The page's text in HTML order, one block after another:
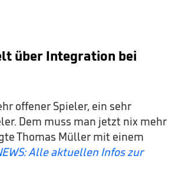
über Integration bei
offener Spieler, ein sehr
Dem muss man jetzt nix mehr
Thomas Müller mit einem
Alle aktuellen Infos zur